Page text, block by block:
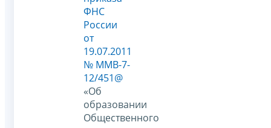
ФНС
России
от
19.07.2011
№ ММВ-7-
12/451@
«Об
образовании
Общественного